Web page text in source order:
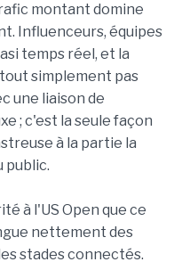
montant domine
Influenceurs, équipes
temps réel, et la
simplement pas
une liaison de
; c'est la seule façon
à la partie la
public.
à l'US Open que ce
nettement des
stades connectés.